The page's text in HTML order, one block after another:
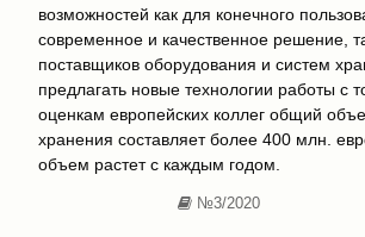
возможностей как для конечного
современное и качественное решение,
поставщиков оборудования и систем
предлагать новые технологии работы с
оценкам европейских коллег общий
хранения составляет более 400 млн.
объем растет с каждым годом.
№3/2020